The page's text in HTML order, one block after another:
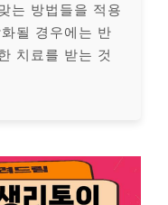
는 방법들을 적용
될 경우에는 반
치료를 받는 것